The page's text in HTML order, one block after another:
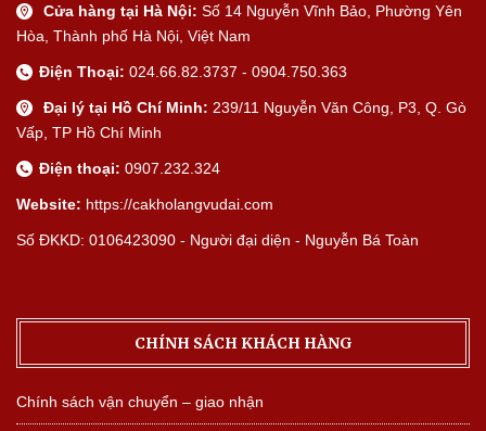
Cửa hàng tại Hà Nội: Số 14 Nguyễn Vĩnh Bảo, Phường Yên
Hòa, Thành phố Hà Nội, Việt Nam
Điện Thoại: 024.66.82.3737 - 0904.750.363
Đại lý tại Hồ Chí Minh: 239/11 Nguyễn Văn Công, P3, Q. Gò
Vấp, TP Hồ Chí Minh
Điện thoại: 0907.232.324
Website: https://cakholangvudai.com
Số ĐKKD: 0106423090 - Người đại diện - Nguyễn Bá Toàn
CHÍNH SÁCH KHÁCH HÀNG
Chính sách vận chuyển – giao nhận